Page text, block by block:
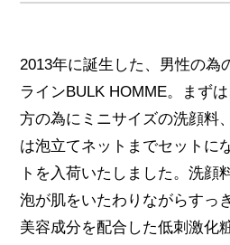
2013年に誕生した、男性の為
ラインBULK HOMME。まず
方の為にミニサイズの洗顔料
は泡立てネットまでセットに
トを入荷いたしました。洗顔
泡が肌をいたわりながらすっ
美容成分を配合した低刺激化